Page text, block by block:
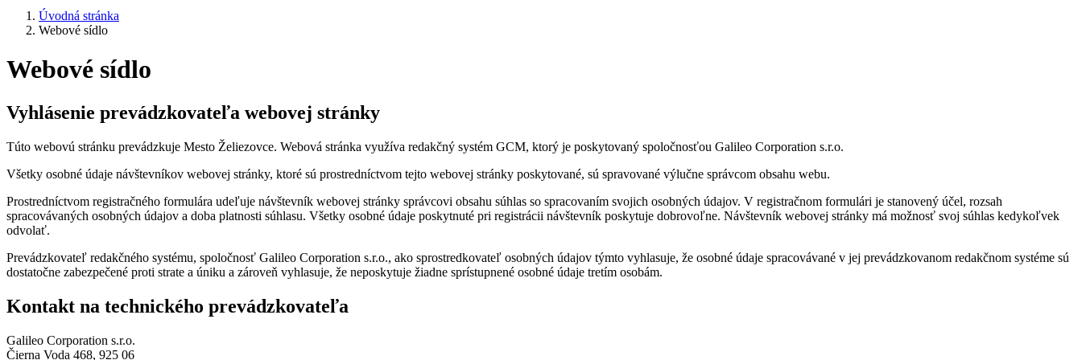
Úvodná stránka
Webové sídlo
Webové sídlo
Vyhlásenie prevádzkovateľa webovej stránky
Túto webovú stránku prevádzkuje Mesto Želiezovce. Webová stránka využíva redakčný systém GCM, ktorý je poskytovaný spoločnosťou Galileo Corporation s.r.o.
Všetky osobné údaje návštevníkov webovej stránky, ktoré sú prostredníctvom tejto webovej stránky poskytované, sú spravované výlučne správcom obsahu webu.
Prostredníctvom registračného formulára udeľuje návštevník webovej stránky správcovi obsahu súhlas so spracovaním svojich osobných údajov. V registračnom formulári je stanovený účel, rozsah
spracovávaných osobných údajov a doba platnosti súhlasu. Všetky osobné údaje poskytnuté pri registrácii návštevník poskytuje dobrovoľne. Návštevník webovej stránky má možnosť svoj súhlas kedykoľvek
odvolať.
Prevádzkovateľ redakčného systému, spoločnosť Galileo Corporation s.r.o., ako sprostredkovateľ osobných údajov týmto vyhlasuje, že osobné údaje spracovávané v jej prevádzkovanom redakčnom systéme sú
dostatočne zabezpečené proti strate a úniku a zároveň vyhlasuje, že neposkytuje žiadne sprístupnené osobné údaje tretím osobám.
Kontakt na technického prevádzkovateľa
Galileo Corporation s.r.o.
Čierna Voda 468, 925 06